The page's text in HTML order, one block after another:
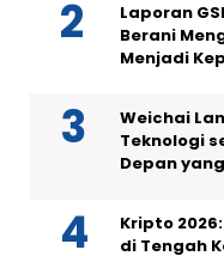
Laporan
Berani
Menjadi
Weichai
Teknologi
Depan
Kripto
di Tengah